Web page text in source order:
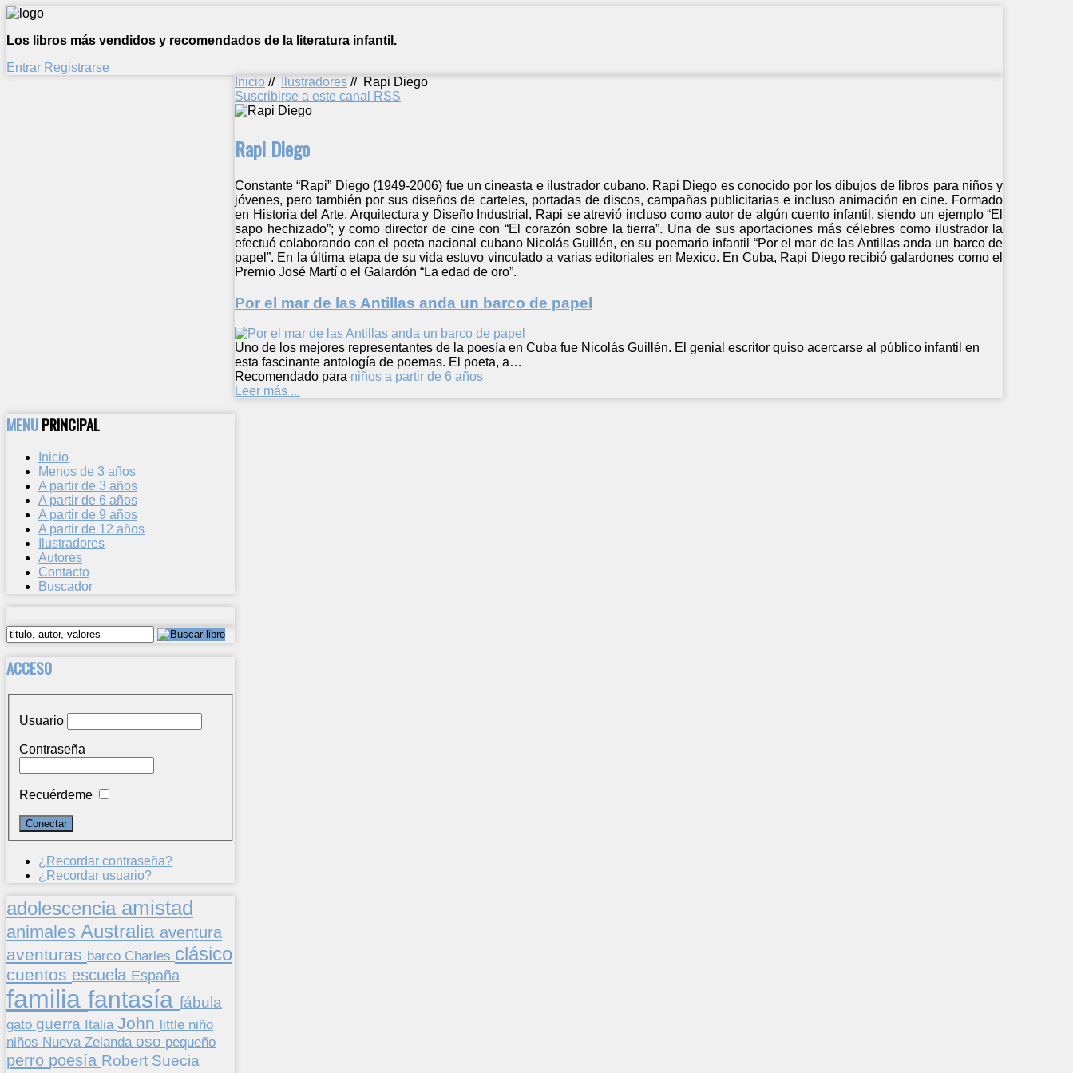
Los libros más vendidos y recomendados de la literatura infantil.
Entrar Registrarse
Inicio // Ilustradores // Rapi Diego
Suscribirse a este canal RSS
Rapi Diego
Constante “Rapi” Diego (1949-2006) fue un cineasta e ilustrador cubano. Rapi Diego es conocido por los dibujos de libros para niños y
jóvenes, pero también por sus diseños de carteles, portadas de discos, campañas publicitarias e incluso animación en cine. Formado
en Historia del Arte, Arquitectura y Diseño Industrial, Rapi se atrevió incluso como autor de algún cuento infantil, siendo un ejemplo “El
sapo hechizado”; y como director de cine con “El corazón sobre la tierra”. Una de sus aportaciones más célebres como ilustrador la
efectuó colaborando con el poeta nacional cubano Nicolás Guillén, en su poemario infantil “Por el mar de las Antillas anda un barco de
papel”. En la última etapa de su vida estuvo vinculado a varias editoriales en Mexico. En Cuba, Rapi Diego recibió galardones como el
Premio José Martí o el Galardón “La edad de oro”.
Por el mar de las Antillas anda un barco de papel
Uno de los mejores representantes de la poesía en Cuba fue Nicolás Guillén. El genial escritor quiso acercarse al público infantil en
esta fascinante antología de poemas. El poeta, a…
Recomendado para niños a partir de 6 años
Leer más ...
MENUPRINCIPAL
Inicio
Menos de 3 años
A partir de 3 años
A partir de 6 años
A partir de 9 años
A partir de 12 años
Ilustradores
Autores
Contacto
Buscador
ACCESO
Usuario
Contraseña
Recuérdeme
¿Recordar contraseña?
¿Recordar usuario?
adolescencia amistad
animales Australia aventura
aventuras barco Charles clásico
cuentos escuela España
familia fantasía fábula
gato guerra Italia John little niño
niños Nueva Zelanda oso pequeño
perro poesía Robert Suecia